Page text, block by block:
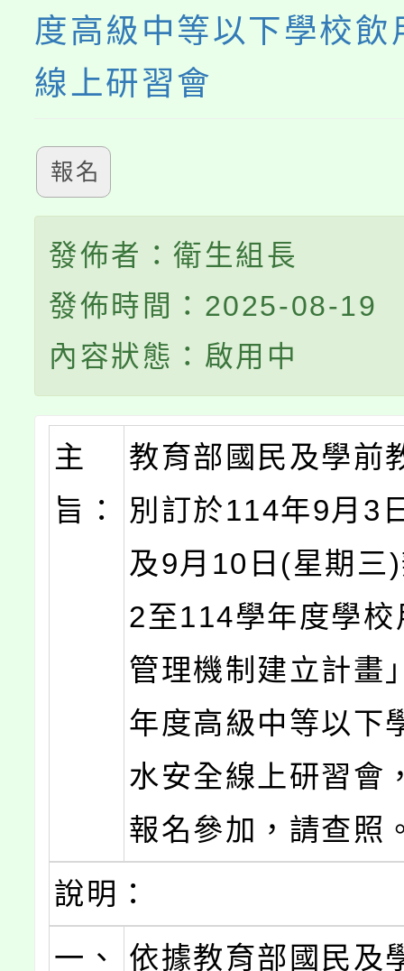
度高級中等以下學校飲
線上研習會
報名
發佈者：衛生組長
發佈時間：2025-08-19
內容狀態：啟用中
主
旨：
教育部國民及學前
別訂於114年9月3
及9月10日(星期三
2至114學年度學校
管理機制建立計畫
年度高級中等以下
水安全線上研習會
報名參加，請查照
說明：
一、
依據教育部國民及